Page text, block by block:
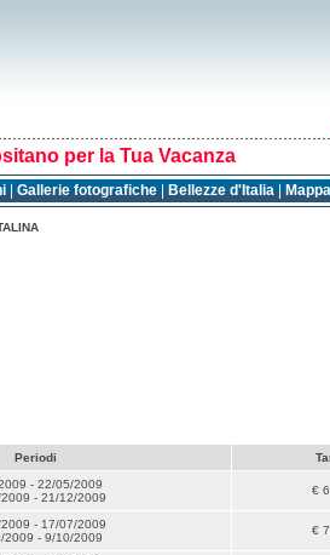
per la Tua Vacanza
|Gallerie fotografiche|Bellezze d'Italia|
Periodi
- 22/05/2009
- 21/12/2009
€
- 17/07/2009
2009 - 9/10/2009
€